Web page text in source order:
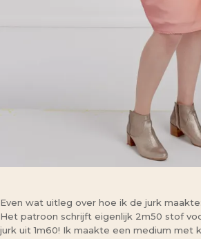
Even wat uitleg over hoe ik de jurk maakte:
Het patroon schrijft eigenlijk 2m50 stof
jurk uit 1m60! Ik maakte een medium met